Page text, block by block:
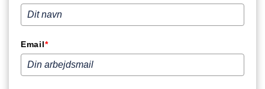
Email*